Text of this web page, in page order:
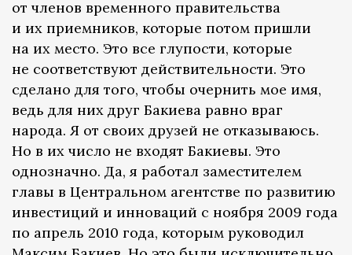
от членов временного правительства
и их приемников, которые потом пришли
на их место. Это все глупости, которые
не соответствуют действительности. Это
сделано для того, чтобы очернить мое имя,
ведь для них друг Бакиева равно враг
народа. Я от своих друзей не отказываюсь.
Но в их число не входят Бакиевы. Это
однозначно. Да, я работал заместителем
главы в Центральном агентстве по развитию
инвестиций и инноваций с ноября 2009 года
по апрель 2010 года, которым руководил